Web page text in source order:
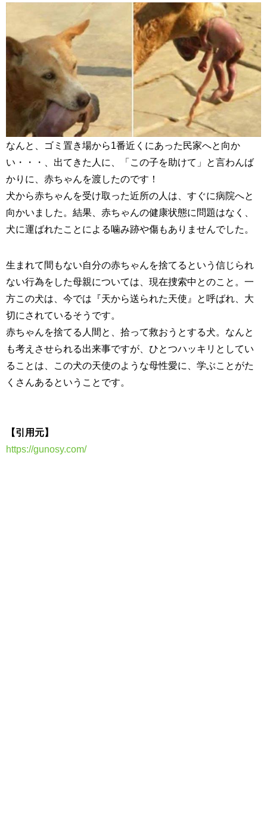
なんと、ゴミ置き場から1番近くにあった民家へと向か
い・・・、出てきた人に、「この子を助けて」と言わんば
かりに、赤ちゃんを渡したのです！
犬から赤ちゃんを受け取った近所の人は、すぐに病院へと
向かいました。結果、赤ちゃんの健康状態に問題はなく、
犬に運ばれたことによる噛み跡や傷もありませんでした。
生まれて間もない自分の赤ちゃんを捨てるという信じられ
ない行為をした母親については、現在捜索中とのこと。一
方この犬は、今では『天から送られた天使』と呼ばれ、大
切にされているそうです。
赤ちゃんを捨てる人間と、拾って救おうとする犬。なんと
も考えさせられる出来事ですが、ひとつハッキリとしてい
ることは、この犬の天使のような母性愛に、学ぶことがた
くさんあるということです。
【引用元】
https://gunosy.com/